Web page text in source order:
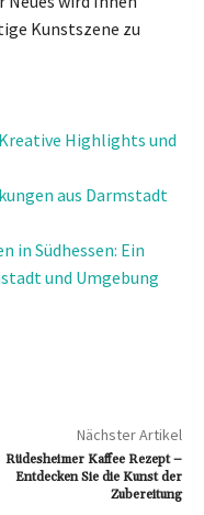
Kunstszene zu
Highlights und
aus Darmstadt
in Südhessen: Ein
und Umgebung
Nächster Artikel
Rüdesheimer Kaffee Rezept –
Entdecken Sie die Kunst der
Zubereitung